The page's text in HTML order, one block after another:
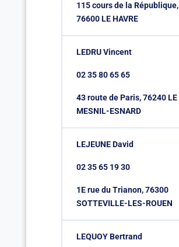
115 cours de la République,
76600 LE HAVRE
LEDRU Vincent
02 35 80 65 65
43 route de Paris, 76240 LE
MESNIL-ESNARD
LEJEUNE David
02 35 65 19 30
1E rue du Trianon, 76300
SOTTEVILLE-LES-ROUEN
LEQUOY Bertrand